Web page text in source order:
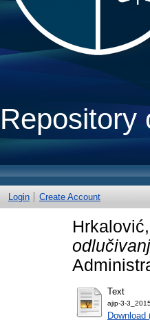
Repository
Login Create Account
Text
ajip-3-
Download